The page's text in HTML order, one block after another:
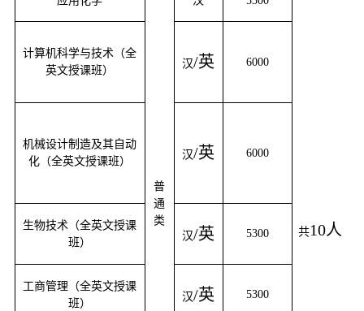
普
通
类
共10人
计算机科学与技术（全
英文授课班）
汉/英 6000
机械设计制造及其自动
化（全英文授课班）
汉/英 6000
生物技术（全英文授课
班）
汉/英 5300
工商管理（全英文授课
班）
汉/英 5300